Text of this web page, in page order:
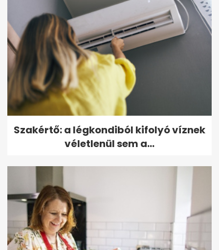
Szakértő: a légkondiból kifolyó víznek
véletlenül sem a...